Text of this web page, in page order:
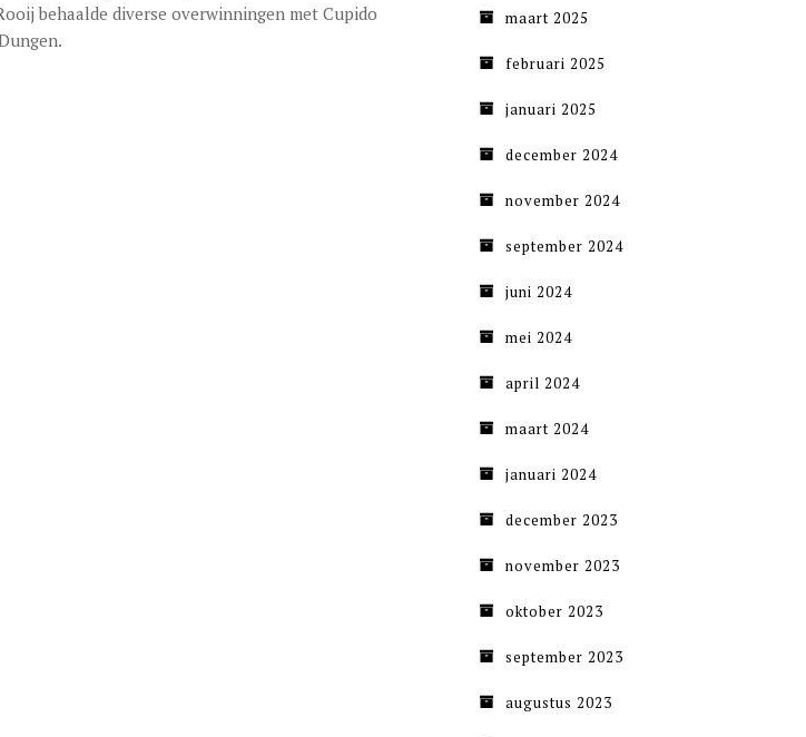
behaalde diverse overwinningen met Cupido
maart 2025
februari 2025
januari 2025
december 2024
november 2024
september 2024
juni 2024
mei 2024
april 2024
maart 2024
januari 2024
december 2023
november 2023
oktober 2023
september 2023
augustus 2023